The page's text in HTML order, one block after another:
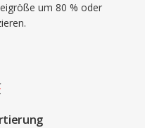
um 80 % oder